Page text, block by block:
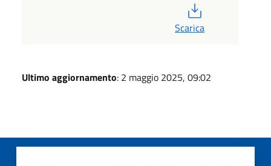
Scarica
Ultimo aggiornamento: 2 maggio 2025, 09:02